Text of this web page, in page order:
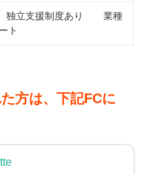
独立支援制度あり
業種
ト
方は、下記FCに